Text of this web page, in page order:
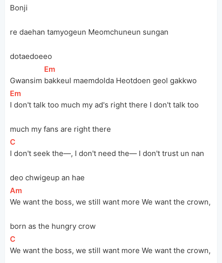
Bonji
re daehan tamyogeun Meomchuneun sungan
dotaedoeeo
Gwansim
[Em
bakkeul maemdolda Heotdoen geol gakkwo
[Em
I don't talk too much my ad's right there I don't talk too
much my fans are right there
[
C
I don't seek the—, I don't need the— I don't trust un nan
deo chwigeup an hae
[
Am
We want the boss, we still want more We want the crown,
born as the hungry crow
[
C
We want the boss, we still want more We want the crown,